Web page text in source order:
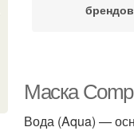
брендов
Маска
Вода (Aqua) —